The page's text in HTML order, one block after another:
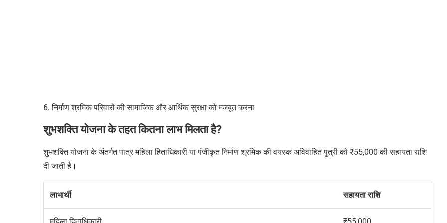
6. निर्माण श्रमिक परिवारों की सामाजिक और आर्थिक सुरक्षा को मजबूत करना
शुभशक्ति योजना के तहत कितना लाभ मिलता है?
शुभशक्ति योजना के अंतर्गत पात्र महिला हिताधिकारी या पंजीकृत निर्माण श्रमिक की वयस्क अविवाहित पुत्री को ₹55,000 की सहायता राशि
दी जाती है।
लाभार्थी सहायता राशि